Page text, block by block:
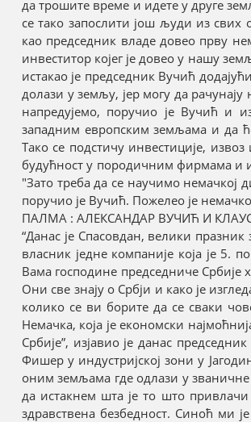
да трошите време и идете у друге
се тако запослити још људи из свих
као председник владе довео прву
инвеститор којег је довео у нашу
истакао је председник Вучић
долази у земљу, јер могу да
напредујемо, поручио је Вучић и
западним европским земљама и да
Тако се подстичу инвестиције,
будућност у породичним фирмама и
"Зато треба да се научимо немачкој
поручио је Вучић. Пожелео је
ПАЛМА : АЛЕКСАНДАР ВУЧИЋ И
“Данас је Спасовдан, велики
власник једне компаније која је 5.
Вама господине председниче
Они све знају о Србји и како је
колико се ви борите да се сваки
Немачка, која је економски
Србије”, изјавио је данас
Фишер у индустријској зони у
оним земљама где одлази у званичне
да истакнем шта је то што
здравствена безбедност. Синоћ ми